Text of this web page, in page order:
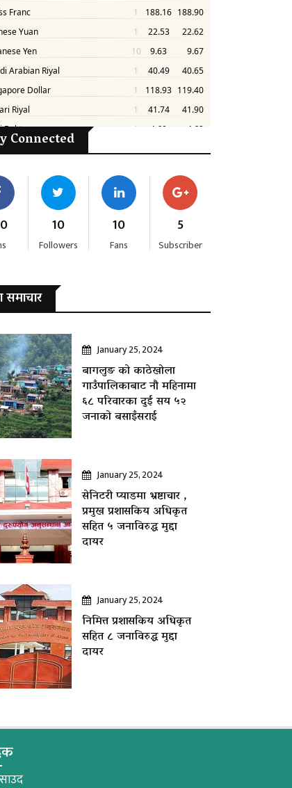
Connected
10
Followers
10
Fans
5
Subscriber
समाचार
January 25, 2024
बागलुङ काे काठेखोला
गाउँपालिकाबाट नौ महिनामा
६८ परिवारका दुई सय ५२
जनाकाे बसाइँसराई
January 25, 2024
सेनिटरी प्याडमा भ्रष्टाचार ,
प्रमुख प्रशासकिय अधिकृत
सहित ५ जनाविरुद्ध मुद्दा
दायर
January 25, 2024
निमित्त प्रशासकिय अधिकृत
सहित ८ जनाविरुद्ध मुद्दा
दायर